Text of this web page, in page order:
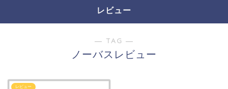
レビュー
― TAG ―
ノーバスレビュー
レビュー